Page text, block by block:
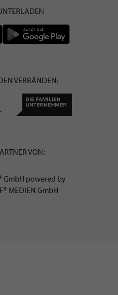
VERBÄNDEN:
VON:
GmbH powered by
MEDIEN GmbH